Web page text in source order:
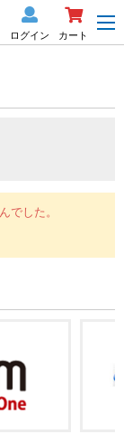
ログイン カート
でした。